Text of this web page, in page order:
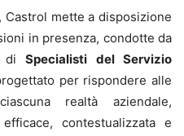
Castrol mette a disposizione
in presenza, condotte da
diSpecialisti del Servizio
per rispondere alle
realtà aziendale,
contestualizzata e